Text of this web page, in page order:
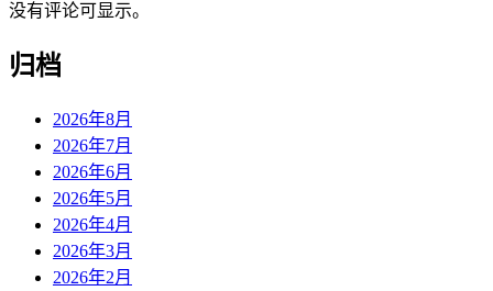
没有评论可显示。
归档
2026年8月
2026年7月
2026年6月
2026年5月
2026年4月
2026年3月
2026年2月